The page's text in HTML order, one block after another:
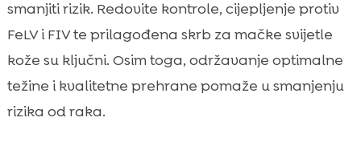
smanjiti rizik. Redovite kontrole, cijepljenje protiv
FeLV i FIV te prilagođena skrb za mačke svijetle
kože su ključni. Osim toga, održavanje optimalne
težine i kvalitetne prehrane pomaže u smanjenju
rizika od raka.